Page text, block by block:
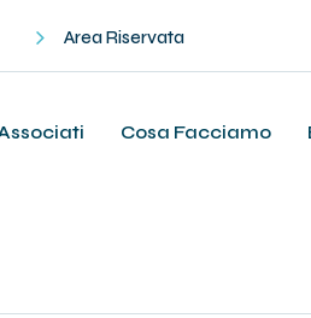
Area Riservata
Cosa Facciamo